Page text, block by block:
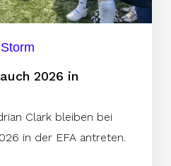
2026 in
Clark bleiben bei
in der EFA antreten.